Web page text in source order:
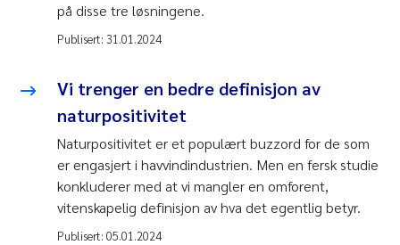
på disse tre løsningene.
Publisert: 31.01.2024
Vi trenger en bedre definisjon av
naturpositivitet
Naturpositivitet er et populært buzzord for de som
er engasjert i havvindindustrien. Men en fersk studie
konkluderer med at vi mangler en omforent,
vitenskapelig definisjon av hva det egentlig betyr.
Publisert: 05.01.2024